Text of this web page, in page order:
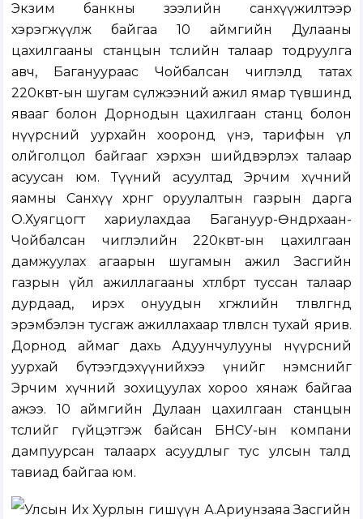
Экзим банкны зээлийн санхүүжилтээр
хэрэгжүүлж байгаа 10 аймгийн Дулааны
цахилгааны станцын төслийн талаар тодруулга
авч, Багануураас Чойбалсан чиглэлд татах
220квт-ын шугам сүлжээний ажил ямар түвшинд
явааг болон Дорнодын цахилгаан станц болон
нүүрсний уурхайн хооронд үнэ, тарифын үл
олйголцол байгааг хэрхэн шийдвэрлэх талаар
асуусан юм. Түүний асуултад Эрчим хүчний
яамны Санхүү хөрөнгө оруулалтын газрын дарга
О.Хуягцогт хариулахдаа Багануур-Өндөрхаан-
Чойбалсан чиглэлийн 220квт-ын цахилгаан
дамжуулах агаарын шугамын ажил Засгийн
газрын үйл ажиллагааны хөтөлбөрт туссан талаар
дурдаад, ирэх онуудын хөгжлийн төлөвлөгөөнд
эрэмбэлэн тусгаж ажиллахаар төлөвлөсөн тухай ярив.
Дорнод аймаг дахь Адуунчулууны нүүрсний
уурхай бүтээгдэхүүнийхээ үнийг нэмснийг
Эрчим хүчний зохицуулах хороо хянаж байгаа
ажээ. 10 аймгийн Дулаан цахилгаан станцын
төслийг гүйцэтгэж байсан БНСУ-ын компани
дампуурсан талаарх асуудлыг тус улсын талд
тавиад байгаа юм.
Улсын Их Хурлын гишүүн А.Ариунзаяа Засгийн